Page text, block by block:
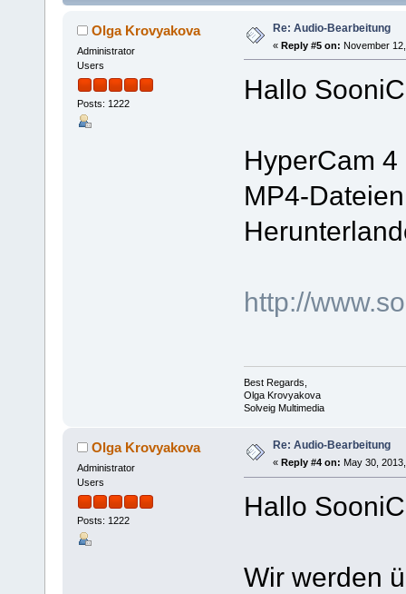
Olga Krovyakova
Administrator
Users
Posts: 1222
Re: Audio-Bearbeitung
« Reply #5 on: November
Hallo
HyperCam
MP4-
http://
Best Regards,
Olga Krovyakova
Solveig Multimedia
Olga Krovyakova
Administrator
Users
Posts: 1222
Re: Audio-Bearbeitung
« Reply #4 on: May 30,
Hallo
Wir werden